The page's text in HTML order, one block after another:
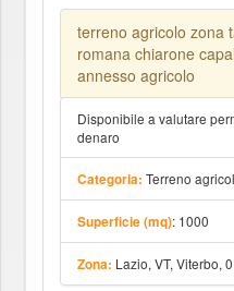
terreno agricolo zona
romana chiarone
annesso agricolo
Disponibile a valutare
denaro
Categoria: Terreno
Superficie (mq): 1000
Zona: Lazio, VT, Viterbo,